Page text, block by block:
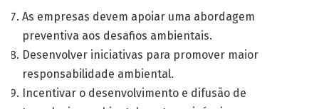
As empresas devem apoiar uma abordagem
preventiva aos desafios ambientais.
Desenvolver iniciativas para promover maior
responsabilidade ambiental.
Incentivar o desenvolvimento e difusão de